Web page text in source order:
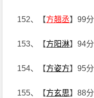
152、【方翘丞】99分
153、【方阳淋】94分
154、【方姿方】95分
155、【方玄思】88分